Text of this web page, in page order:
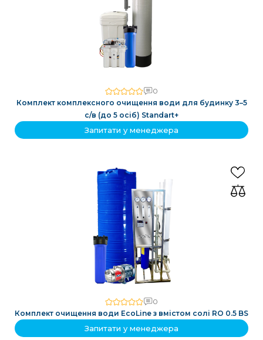
0
Комплект комплексного очищення води для будинку 3–5
с/в (до 5 осіб) Standart+
Запитати у менеджера
0
Комплект очищення води EcoLine з вмістом солі RO 0.5 BS
Запитати у менеджера